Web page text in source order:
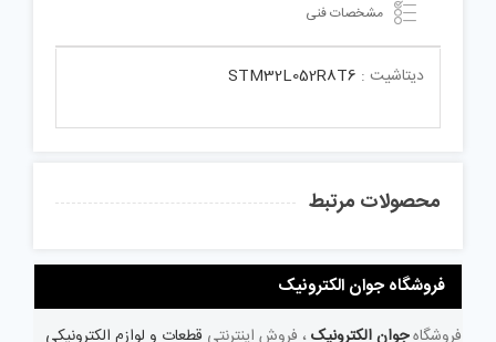
مشخصات فنی
دیتاشیت : STM32L052R8T6
محصولات مرتبط
فروشگاه جوان الکترونیک
فروشگاهجوان الکترونیک ، فروش اینترنتی قطعات و لوازم الکترونیکی